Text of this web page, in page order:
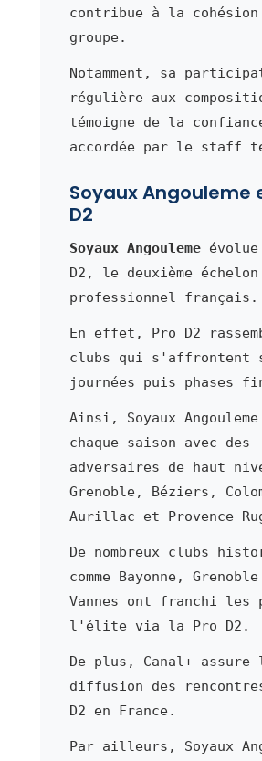
contribue à la cohésion
groupe.
Notamment, sa
régulière aux
témoigne de la
accordée par le staff
Soyaux Angouleme
D2
Soyaux Angoulemeévolue
D2, le deuxième
professionnel français.
En effet, Pro D2
clubs qui s'affrontent
journées puis phases
Ainsi, Soyaux
chaque saison avec des
adversaires de haut
Grenoble, Béziers,
Aurillac et Provence
De nombreux clubs
comme Bayonne,
Vannes ont franchi les
l'élite via la Pro D2.
De plus, Canal+ assure
diffusion des
D2 en France.
Par ailleurs, Soyaux